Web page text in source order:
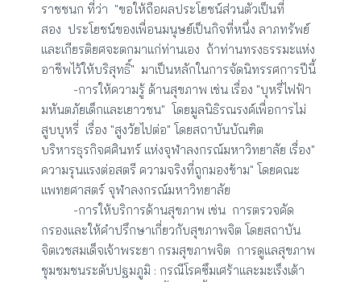
ราชชนก ที่ว่า "ขอให้ถือผลประโยชน์ส่วนตัวเป็นที่
สอง  ประโยชน์ของเพื่อนมนุษย์เป็นกิจที่หนึ่ง ลาภทรัพย์
และเกียรติยศจะตกมาแก่ท่านเอง  ถ้าท่านทรงธรรมะแห่ง
อาชีพไว้ให้บริสุทธิ์"  มาเป็นหลักในการจัดนิทรรศการปีนี้
-การให้ความรู้ ด้านสุขภาพ เช่น เรื่อง "บุหรี่ไฟฟ้า
มหันตภัยเด็กและเยาวชน"  โดยมูลนิธิรณรงค์เพื่อการไม่
สูบบุหรี่  เรื่อง "สูงวัยไปต่อ" โดยสถาบันบัณฑิต
บริหารธุรกิจศศินทร์ แห่งจุฬาลงกรณ์มหาวิทยาลัย เรื่อง"
ความรุนแรงต่อสตรี ความจริงที่ถูกมองข้าม" โดยคณะ
แพทยศาสตร์ จุฬาลงกรณ์มหาวิทยาลัย
-การให้บริการด้านสุขภาพ เช่น  การตรวจคัด
กรองและให้คำปรึกษาเกี่ยวกับสุขภาพจิต โดยสถาบัน
จิตเวชสมเด็จเจ้าพระยา กรมสุขภาพจิต  การดูแลสุขภาพ
ชุมชมชนระดับปฐมภูมิ : กรณีโรคซึมเศร้าและมะเร็งเต้า